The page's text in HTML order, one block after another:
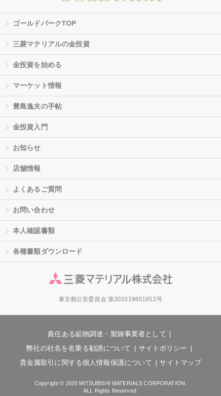
ゴールドパークTOP
三菱マテリアルの金投資
金投資を始める
マーケット情報
豊島逸夫の手帖
金投資入門
お知らせ
店舗情報
よくあるご質問
お問い合わせ
本人確認書類
各種書類ダウンロード
東京都公安委員会 第303319601852号
責任ある鉱物調達・製錬事業者として
弊社の社名を名乗る勧誘について
サイトポリシー
貴金属取引に関する個人情報保護について
サイトマップ
Copyright © 2020 MITSUBISHI MATERIALS CORPORATION.
ALL Rights Reserved.